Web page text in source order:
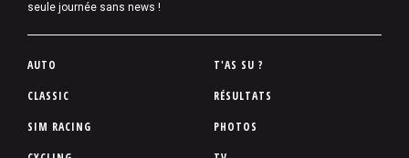
seule journée sans news !
P
d
d
AUTO
CLASSIC
SIM RACING
T'AS SU ?
RÉSULTATS
PHOTOS